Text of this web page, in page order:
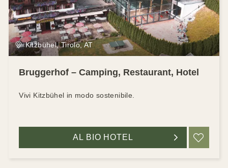
Kitzbühel, Tirolo, AT
Bruggerhof – Camping, Restaurant, Hotel
Vivi Kitzbühel in modo sostenibile.
AL BIO HOTEL